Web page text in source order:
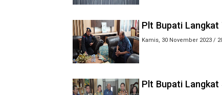
Plt Bupati
Kamis, 30 November 2023 /
Plt Bupati Langkat